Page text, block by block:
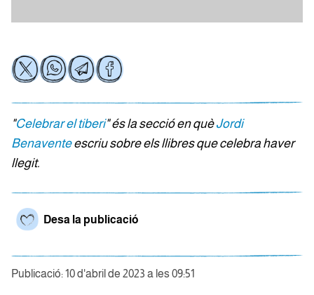
"Celebrar el tiberi" és la secció en quèJordi
Benaventeescriu sobre els llibres que celebra haver
llegit.
Desa la publicació
Publicació: 10 d'abril de 2023 a les 09:51